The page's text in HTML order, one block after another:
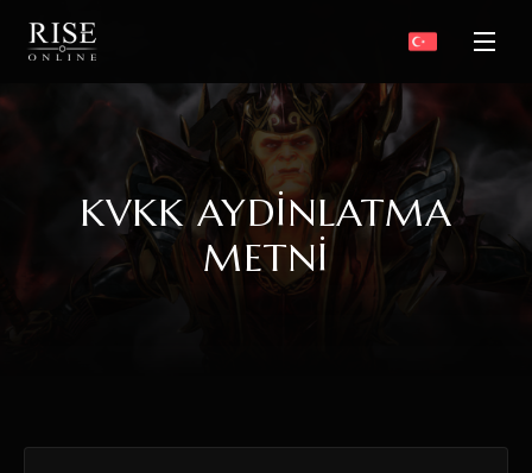
KVKK AYDINLATMA
METNI